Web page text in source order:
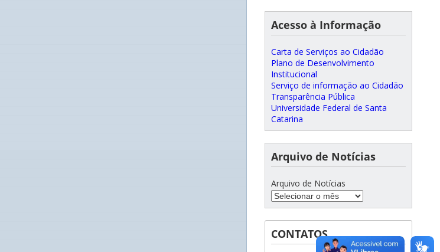
Acesso à Informação
Carta de Serviços ao Cidadão
Plano de Desenvolvimento
Institucional
Serviço de informação ao Cidadão
Transparência Pública
Universidade Federal de Santa
Catarina
Arquivo de Notícias
Arquivo de Notícias
CONTATOS